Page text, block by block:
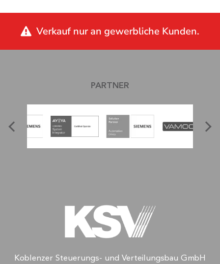
Verkauf nur an gewerbliche Kunden.
PARTNER
Koblenzer Steuerungs- und Verteilungsbau GmbH